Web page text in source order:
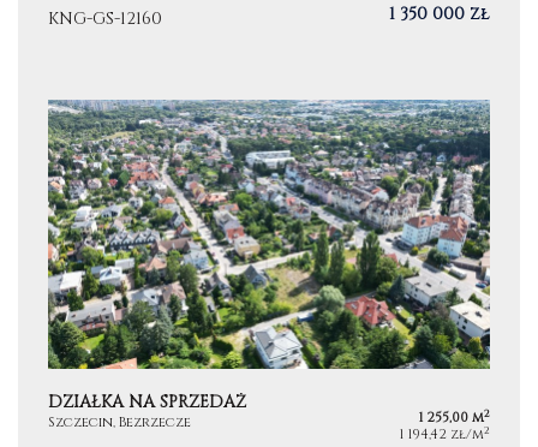
KNG-GS-12160 1 350 000 zł
DZIAŁKA NA SPRZEDAŻ
Szczecin, Bezrzecze 1 255,00 m2
1 194,42 zł/m2